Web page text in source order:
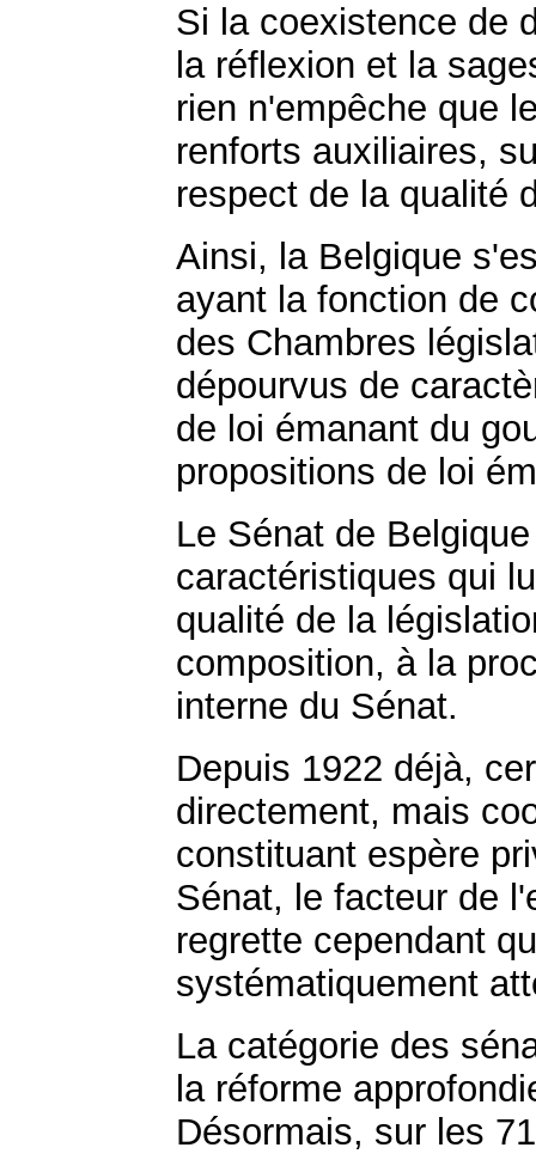
Si la coexistence de
la réflexion et la
rien n'empêche que
renforts auxiliaires,
respect de la qualité
Ainsi, la Belgique
ayant la fonction de
des Chambres
dépourvus de
de loi émanant du
propositions de loi
Le Sénat de
caractéristiques qui
qualité de la
composition, à la
interne du Sénat.
Depuis 1922 déjà,
directement, mais
constituant espère
Sénat, le facteur de
regrette cependant
systématiquement
La catégorie des
la réforme
Désormais, sur les